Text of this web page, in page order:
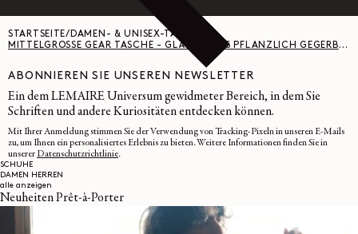
SCHUHE
DAMEN
HERREN
alle anzeigen
Neuheiten Prêt-à-Porter
STARTSEITE/ DAMEN- & UNISEX-TASCHEN
MITTELGROSSE GEAR TASCHE - GLÄNZENDES PFLANZLICH GEGERBTES LEDER - DARK EGGPLANT
ABONNIEREN SIE UNSEREN NEWSLETTER
Ein dem LEMAIRE Universum gewidmeter Bereich, in dem Sie
Schriften und andere Kuriositäten entdecken können.
Mit Ihrer Anmeldung stimmen Sie der Verwendung von Tracking-Pixeln in unseren E-Mails
zu, um Ihnen ein personalisiertes Erlebnis zu bieten. Weitere Informationen finden Sie in
unserer Datenschutzrichtlinie.